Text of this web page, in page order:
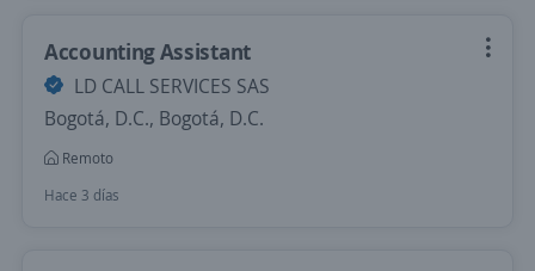
Accounting Assistant
LD CALL SERVICES SAS
Bogotá, D.C., Bogotá, D.C.
Remoto
Hace 3 días